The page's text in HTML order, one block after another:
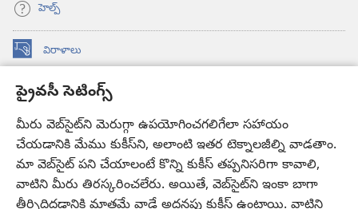
ప్రైవసీ సెటింగ్స్
మీరు వెబ్‌సైట్‌ని మెరుగ్గా ఉపయోగించగలిగేలా సహాయం
చేయడానికి మేము కుకీస్‌ని, అలాంటి ఇతర టెక్నాలజీల్ని వాడతాం.
మా వెబ్‌సైట్‌ పని చేయాలంటే కొన్ని కుకీస్‌ తప్పనిసరిగా కావాలి,
వాటిని మీరు తిరస్కరించలేరు. అయితే, వెబ్‌సైట్‌ని ఇంకా బాగా
హెల్ప్‌
విరాళాలు
(కొత్త
ఓపెన్‌ కావలికోట ఆన్‌లైన్‌ లైబ్రరీ
(కొత్త
విండో
ఓపెన్‌
అవుతుంది)
JW Hub®
(కొత్త
విండో
ఓపెన్‌
అవుతుంది)
JW లైబ్రరీ